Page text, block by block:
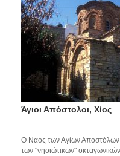
Άγιοι Απόστολοι, Χίος
Ο Ναός των Αγίων Αποστόλων,
των "νησιώτικων"